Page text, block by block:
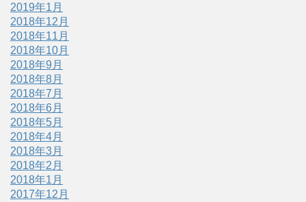
2019年1月
2018年12月
2018年11月
2018年10月
2018年9月
2018年8月
2018年7月
2018年6月
2018年5月
2018年4月
2018年3月
2018年2月
2018年1月
2017年12月